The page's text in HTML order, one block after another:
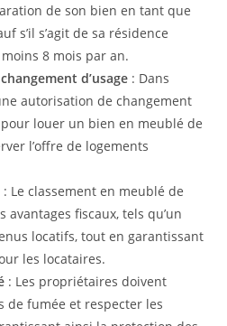
de son bien en tant que
s’il s’agit de sa résidence
8 mois par an.
d’usage : Dans
autorisation de changement
pour louer un bien en meublé de
l’offre de logements
: Le classement en meublé de
fiscaux, tels qu’un
locatifs, tout en garantissant
les locataires.
: Les propriétaires doivent
de fumée et respecter les